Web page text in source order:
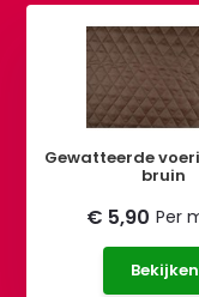
Gewatteerde
bruin
€ 5,90 Per
Bekijken